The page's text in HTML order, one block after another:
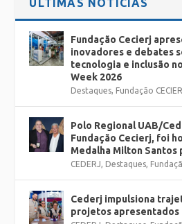
ÚLTIMAS NOTÍCIAS
Fundação Cecierj
inovadores e debates
tecnologia e inclusão
Week 2026
Destaques, Fundação
Polo Regional UAB/
Fundação Cecierj, foi
Medalha Milton Santos
CEDERJ, Destaques,
Cederj impulsiona
projetos apresentados